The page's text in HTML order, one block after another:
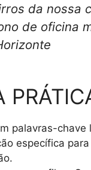
da nossa
de oficina
palavras-chave
específica